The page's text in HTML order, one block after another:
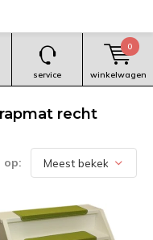
service winkelwagen
0
recht
op: